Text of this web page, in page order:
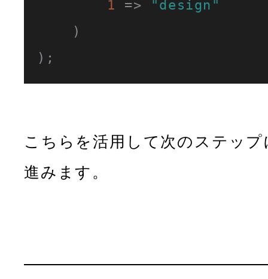
1 =>
"design"
);
こちらを活用して次のステップ
進みます。